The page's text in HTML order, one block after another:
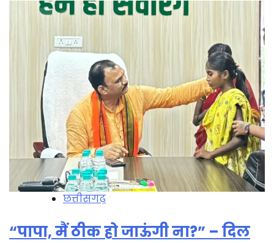
छत्तीसगढ़
“पापा, मैं ठीक हो जाऊंगी ना?” – दिल